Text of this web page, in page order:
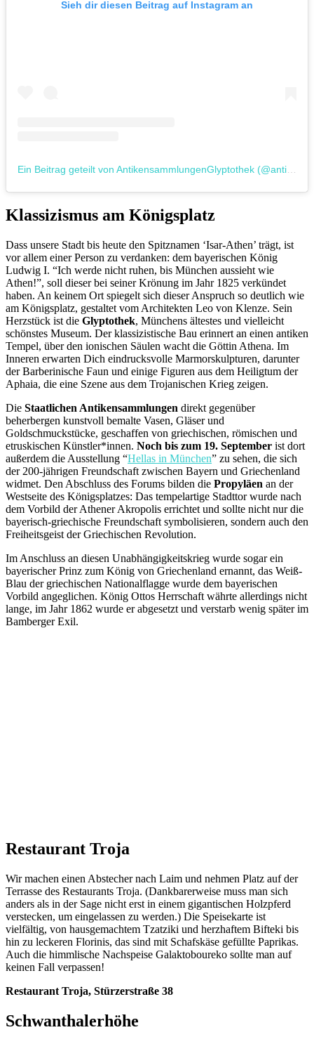
Sieh dir diesen Beitrag auf Instagram an
Klassizismus am Königsplatz
Dass unsere Stadt bis heute den Spitznamen ‘Isar-Athen’ trägt, ist
vor allem einer Person zu verdanken: dem bayerischen König
Ludwig I. “Ich werde nicht ruhen, bis München aussieht wie
Athen!”, soll dieser bei seiner Krönung im Jahr 1825 verkündet
haben. An keinem Ort spiegelt sich dieser Anspruch so deutlich wie
am Königsplatz, gestaltet vom Architekten Leo von Klenze. Sein
Herzstück ist die Glyptothek, Münchens ältestes und vielleicht
schönstes Museum. Der klassizistische Bau erinnert an einen antiken
Tempel, über den ionischen Säulen wacht die Göttin Athena. Im
Inneren erwarten Dich eindrucksvolle Marmorskulpturen, darunter
der Barberinische Faun und einige Figuren aus dem Heiligtum der
Aphaia, die eine Szene aus dem Trojanischen Krieg zeigen.
Die Staatlichen Antikensammlungen direkt gegenüber
beherbergen kunstvoll bemalte Vasen, Gläser und
Goldschmuckstücke, geschaffen von griechischen, römischen und
etruskischen Künstler*innen. Noch bis zum 19. September ist dort
außerdem die Ausstellung “Hellas in München” zu sehen, die sich
der 200-jährigen Freundschaft zwischen Bayern und Griechenland
widmet. Den Abschluss des Forums bilden die Propyläen an der
Westseite des Königsplatzes: Das tempelartige Stadttor wurde nach
dem Vorbild der Athener Akropolis errichtet und sollte nicht nur die
bayerisch-griechische Freundschaft symbolisieren, sondern auch den
Freiheitsgeist der Griechischen Revolution.
Im Anschluss an diesen Unabhängigkeitskrieg wurde sogar ein
bayerischer Prinz zum König von Griechenland ernannt, das Weiß-
Blau der griechischen Nationalflagge wurde dem bayerischen
Vorbild angeglichen. König Ottos Herrschaft währte allerdings nicht
lange, im Jahr 1862 wurde er abgesetzt und verstarb wenig später im
Bamberger Exil.
Restaurant Troja
Wir machen einen Abstecher nach Laim und nehmen Platz auf der
Terrasse des Restaurants Troja. (Dankbarerweise muss man sich
anders als in der Sage nicht erst in einem gigantischen Holzpferd
verstecken, um eingelassen zu werden.) Die Speisekarte ist
vielfältig, von hausgemachtem Tzatziki und herzhaftem Bifteki bis
hin zu leckeren Florinis, das sind mit Schafskäse gefüllte Paprikas.
Auch die himmlische Nachspeise Galaktoboureko sollte man auf
keinen Fall verpassen!
Restaurant Troja, Stürzerstraße 38
Schwanthalerhöhe